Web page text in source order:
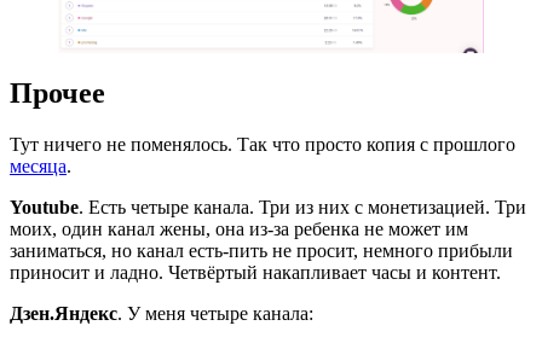
Прочее
Тут ничего не поменялось. Так что просто копия с прошлого
месяца.
Youtube. Есть четыре канала. Три из них с монетизацией. Три
моих, один канал жены, она из-за ребенка не может им
заниматься, но канал есть-пить не просит, немного прибыли
приносит и ладно. Четвёртый накапливает часы и контент.
Дзен.Яндекс. У меня четыре канала: